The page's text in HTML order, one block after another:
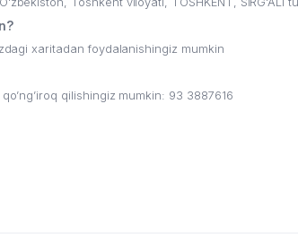
xaritadan foydalanishingiz mumkin
qilishingiz mumkin: 93 3887616